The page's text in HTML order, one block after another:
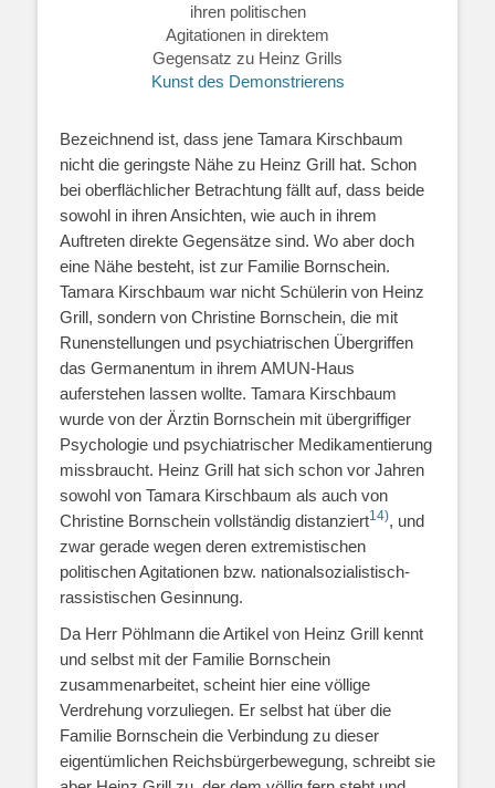
ihren politischen
Agitationen in direktem
Gegensatz zu Heinz Grills
Kunst des Demonstrierens
Bezeichnend ist, dass jene Tamara Kirschbaum
nicht die geringste Nähe zu Heinz Grill hat. Schon
bei oberflächlicher Betrachtung fällt auf, dass beide
sowohl in ihren Ansichten, wie auch in ihrem
Auftreten direkte Gegensätze sind. Wo aber doch
eine Nähe besteht, ist zur Familie Bornschein.
Tamara Kirschbaum war nicht Schülerin von Heinz
Grill, sondern von Christine Bornschein, die mit
Runenstellungen und psychiatrischen Übergriffen
das Germanentum in ihrem AMUN-Haus
auferstehen lassen wollte. Tamara Kirschbaum
wurde von der Ärztin Bornschein mit übergriffiger
Psychologie und psychiatrischer Medikamentierung
missbraucht. Heinz Grill hat sich schon vor Jahren
sowohl von Tamara Kirschbaum als auch von
Christine Bornschein vollständig distanziert14), und
zwar gerade wegen deren extremistischen
politischen Agitationen bzw. nationalsozialistisch-
rassistischen Gesinnung.
Da Herr Pöhlmann die Artikel von Heinz Grill kennt
und selbst mit der Familie Bornschein
zusammenarbeitet, scheint hier eine völlige
Verdrehung vorzuliegen. Er selbst hat über die
Familie Bornschein die Verbindung zu dieser
eigentümlichen Reichsbürgerbewegung, schreibt sie